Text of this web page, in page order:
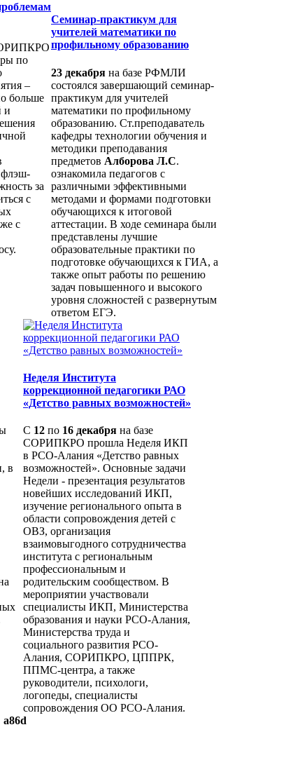
по
–
больше
и
флэш-
за
с
с
Семинар-практикум для
учителей математики по
профильному образованию
23 декабря на базе РФМЛИ
состоялся завершающий семинар-
практикум для учителей
математики по профильному
образованию. Ст.преподаватель
кафедры технологии обучения и
методики преподавания
предметов Алборова Л.С.
ознакомила педагогов с
различными эффективными
методами и формами подготовки
обучающихся к итоговой
аттестации. В ходе семинара были
представлены лучшие
образовательные практики по
подготовке обучающихся к ГИА, а
также опыт работы по решению
задач повышенного и высокого
уровня сложностей с развернутым
ответом ЕГЭ.
в
Неделя Института
коррекционной педагогики РАО
«Детство равных возможностей»
С 12 по 16 декабря на базе
СОРИПКРО прошла Неделя ИКП
в РСО-Алания «Детство равных
возможностей». Основные задачи
Недели - презентация результатов
новейших исследований ИКП,
изучение регионального опыта в
области сопровождения детей с
ОВЗ, организация
взаимовыгодного сотрудничества
института с региональным
профессиональным и
родительским сообществом. В
мероприятии участвовали
специалисты ИКП, Министерства
образования и науки РСО-Алания,
Министерства труда и
социального развития РСО-
Алания, СОРИПКРО, ЦППРК,
ППМС-центра, а также
руководители, психологи,
логопеды, специалисты
сопровождения ОО РСО-Алания.